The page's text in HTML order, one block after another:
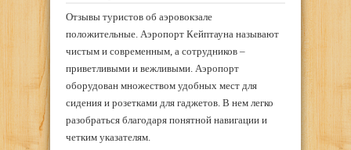
Отзывы туристов об аэровокзале
положительные. Аэропорт Кейптауна называют
чистым и современным, а сотрудников –
приветливыми и вежливыми. Аэропорт
оборудован множеством удобных мест для
сидения и розетками для гаджетов. В нем легко
разобраться благодаря понятной навигации и
четким указателям.